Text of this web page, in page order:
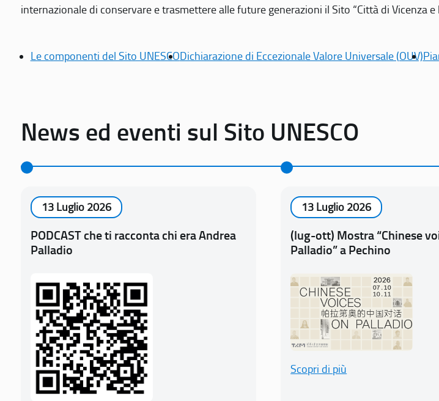
internazionale di conservare e trasmettere alle future generazioni il Sito “Città di Vicenza
Le componenti del Sito UNESCODichiarazione di Eccezionale Valore Universale (OUV)
News ed eventi sul Sito UNESCO
13 Luglio 2026
PODCAST che ti racconta chi era Andrea
Palladio
13 Luglio 2026
(lug-ott) Mostra “Chinese
Palladio” a Pechino
Scopri di più